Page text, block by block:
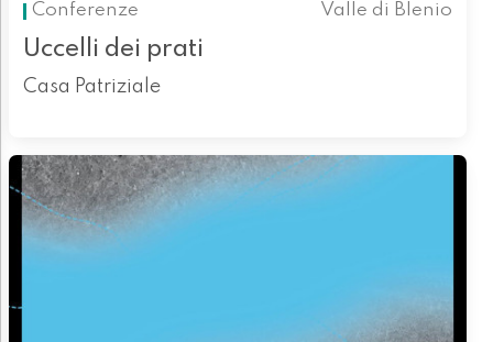
Conferenze
Valle di Blenio
Uccelli dei prati
Casa Patriziale